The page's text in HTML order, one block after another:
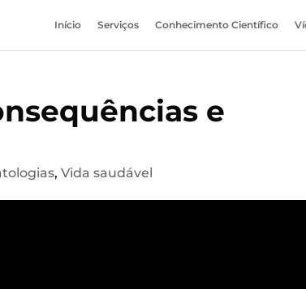
Início Serviços Conhecimento Científico
e
,Vida saudável